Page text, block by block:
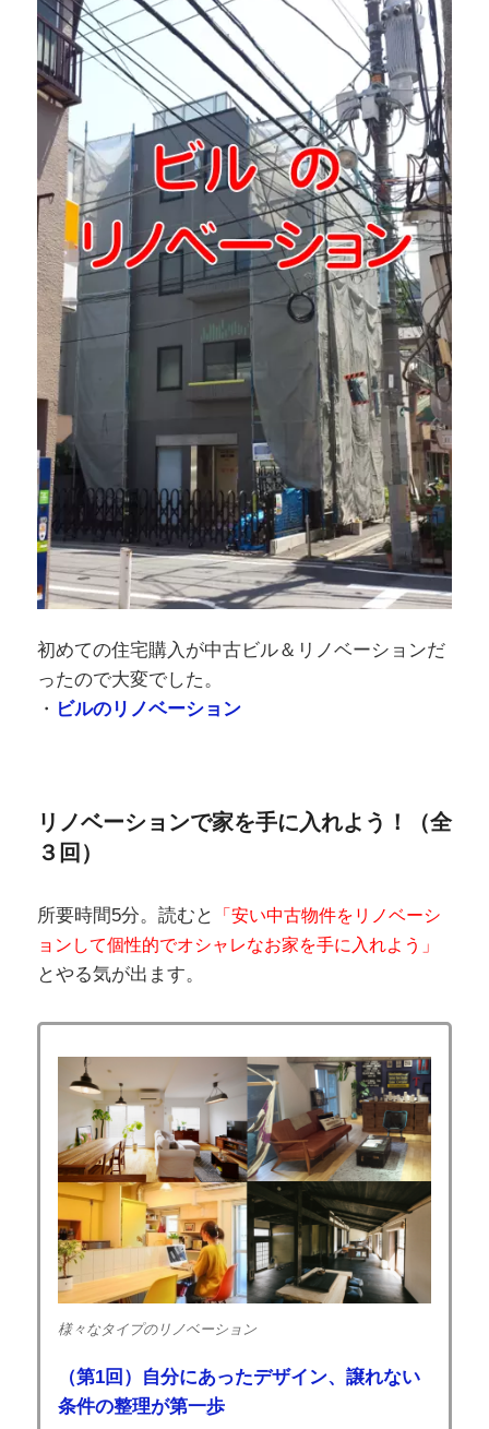
初めての住宅購入が中古ビル＆リノベーションだ
ったので大変でした。
・ ビルのリノベーション
リノベーションで家を手に入れよう！（全
３回）
所要時間5分。読むと
「安い中古物件をリノベーシ
ョンして個性的でオシャレなお家を手に入れよう」
とやる気が出ます。
様々なタイプのリノベーション
（第1回）自分にあったデザイン、譲れない
条件の整理が第一歩